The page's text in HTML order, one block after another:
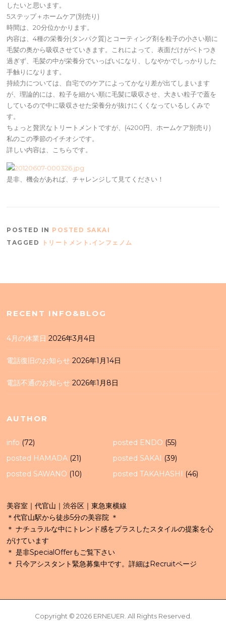
したいと思います。
5ステップ＋ホームケア(別売り)
時間は、20分位かかります。
内容は、4種の栄養分(タンパク質)とコーティング剤を粒子の小さい順に
毛髪の奥から吸収させていきます。これによって、表面だけがベトつき
過ぎず、毛髪の中が栄養分でいっぱいになり、しなやかでしっかりした
手触りになります。
持続力については、自宅でのケアによってかなり差が出てしまいます
が、理論的には、粒子を細かい順に毛髪に吸収させ、大きい粒子で蓋を
しているので中に吸収させた栄養分が抜けにくくなっているしくみで
す。
ちょっと贅沢なトリートメントですが、(4200円、ホームケア別売り)
私のこの季節のイチオシです。
詳しい内容は、こちらです。
是非、機会があれば、チャレンジして見てください！
POSTED IN POSTED SAKAI
TAGGED
トリートメント.インフェノム
RECENT INFO&BLOG
4月の休業日 2026年3月4日
電話復旧のお知らせ 2026年1月14日
電話不通のお知らせ 2026年1月8日
AUTHOR
info (72) posted ENDO (55)
posted HAMADA (21) posted SAKAI (39)
posted SAWANO (10) posted TAKAHASHI (46)
美容室｜代官山｜渋谷区｜東急東横線
＊代官山駅から徒歩5分の美容院 ＊
＊ ナチュラルな中にトレンド感をプラスしたスタイルの提案を心
がけています
＊ 是非SpecialOfferもご覧下さい
＊ 只今アシスタント緊急募集中です。詳細はRecruitページ
Copyright © 2026 ERNEUER. All Rights Reserved.